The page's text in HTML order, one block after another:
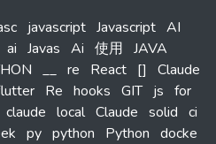
javascript Javascript AI
ai Javas Ai 使用 JAVA
__ re React []
Claude
Re hooks GIT js for
claude local Claude solid ci
py python Python docke